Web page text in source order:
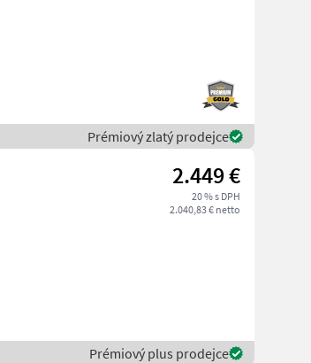
Prémiový zlatý prodejce
2.449 €
20 % s DPH
2.040,83 € netto
Prémiový plus prodejce